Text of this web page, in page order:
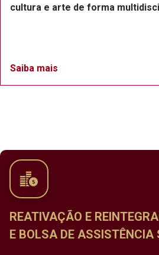
ou voluntários.
Saiba mais
CALENDÁRIO DE
DISCIPLINAS DO PERÍODO